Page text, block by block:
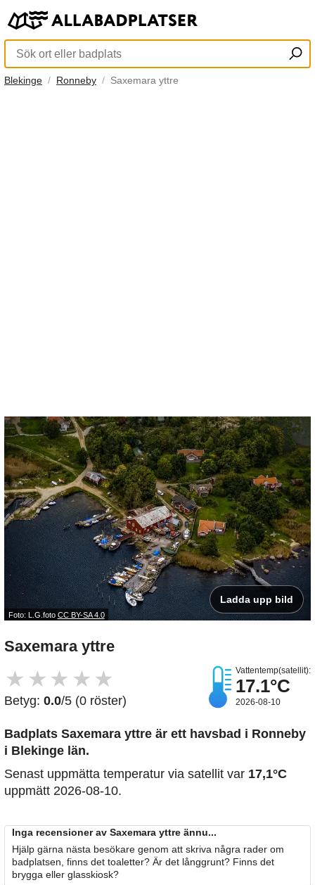
Blekinge Ronneby Saxemara yttre
Foto: L.G.foto CC BY-SA 4.0
Ladda upp bild
Saxemara yttre
★ ★ ★ ★ ★
Betyg: 0.0/5 (0 röster)
Vattentemp(satellit):
17.1°C
2026-08-10
Badplats Saxemara yttre är ett havsbad i Ronneby
i Blekinge län.
Senast uppmätta temperatur via satellit var 17,1°C
uppmätt 2026-08-10.
Inga recensioner av Saxemara yttre ännu...
Hjälp gärna nästa besökare genom att skriva några rader om
badplatsen, finns det toaletter? Är det långgrunt? Finns det
brygga eller glasskiosk?